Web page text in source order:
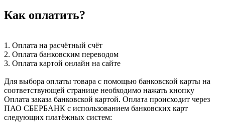
Как оплатить?
1. Оплата на расчётный счёт
2. Оплата банковским переводом
3. Оплата картой онлайн на сайте
Для выбора оплаты товара с помощью банковской карты на
соответствующей странице необходимо нажать кнопку
Оплата заказа банковской картой. Оплата происходит через
ПАО СБЕРБАНК с использованием банковских карт
следующих платёжных систем: